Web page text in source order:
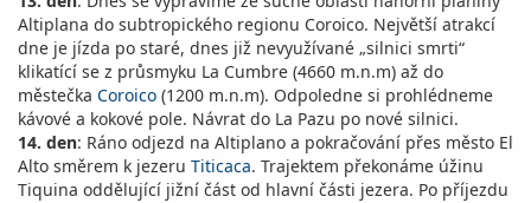
Altiplana do subtropického regionu Coroico. Největší atrakcí
dne je jízda po staré, dnes již nevyužívané „silnici smrti“
klikatící se z průsmyku La Cumbre (4660 m.n.m) až do
městečka Coroico (1200 m.n.m). Odpoledne si prohlédneme
kávové a kokové pole. Návrat do La Pazu po nové silnici.
14. den: Ráno odjezd na Altiplano a pokračování přes město El
Alto směrem k jezeru Titicaca. Trajektem překonáme úžinu
Tiquina oddělující jižní část od hlavní části jezera. Po příjezdu